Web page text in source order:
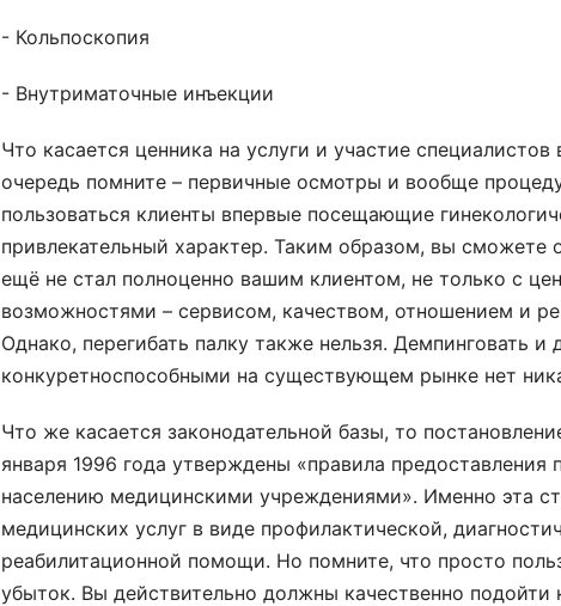
- Кольпоскопия
- Внутриматочные инъекции
Что касается ценника на услуги и участие
очередь помните – первичные осмотры и вообще
пользоваться клиенты впервые посещающие
привлекательный характер. Таким образом, вы сможете
ещё не стал полноценно вашим клиентом, не только с
возможностями – сервисом, качеством, отношением и
Однако, перегибать палку также нельзя. Демпинговать и
конкуретноспособными на существующем рынке нет
Что же касается законодательной базы, то
января 1996 года утверждены «правила предоставления
населению медицинскими учреждениями». Именно эта
медицинских услуг в виде профилактической,
реабилитационной помощи. Но помните, что просто
убыток. Вы действительно должны качественно